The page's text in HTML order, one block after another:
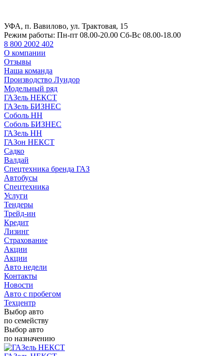
УФА, п. Вавилово, ул. Трактовая, 15
Режим работы: Пн-пт 08.00-20.00 Сб-Вс 08.00-18.00
8 800 2002 402
О компании
Отзывы
Наша команда
Производство Луидор
Модельный ряд
ГАЗель НЕКСТ
ГАЗель БИЗНЕС
Соболь НН
Соболь БИЗНЕС
ГАЗель НН
ГАЗон НЕКСТ
Садко
Валдай
Спецтехника бренда ГАЗ
Автобусы
Спецтехника
Услуги
Тендеры
Трейд-ин
Кредит
Лизинг
Страхование
Акции
Акции
Авто недели
Контакты
Новости
Авто с пробегом
Техцентр
Выбор авто
по семейству
Выбор авто
по назначению